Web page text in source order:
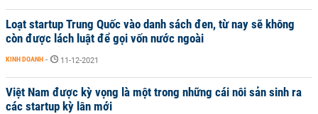
Loạt startup Trung Quốc vào danh sách đen, từ nay sẽ không
còn được lách luật để gọi vốn nước ngoài
KINH DOANH - 11-12-2021
Việt Nam được kỳ vọng là một trong những cái nôi sản sinh ra
các startup kỳ lân mới